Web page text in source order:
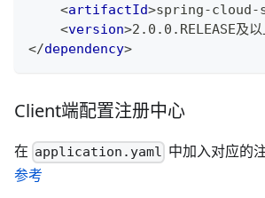
<artifactId>spring-
<version>2.0.0.RELEASE及以
</dependency>
Client端配置注册中心
在 application.yaml 中加入对应的
参考